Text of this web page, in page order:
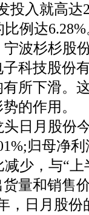
投入就高达
例达
波杉杉股
科技股份
所下滑。
的作用。
日月股份
归母净
减少，与“
量和销售
，日月股